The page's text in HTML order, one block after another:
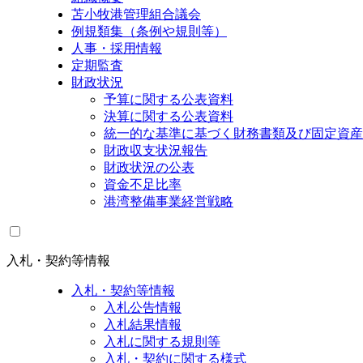
苫小牧港管理組合議会
例規類集（条例や規則等）
人事・採用情報
定期監査
財政状況
予算に関する公表資料
決算に関する公表資料
統一的な基準に基づく財務書類及び固定資
財政収支状況報告
財政状況の公表
資金不足比率
港湾整備事業経営戦略
入札・契約等情報
入札・契約等情報
入札公告情報
入札結果情報
入札に関する規則等
入札・契約に関する様式